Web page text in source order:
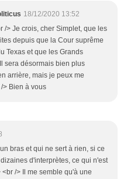
18/12/2020 13:52
/> Je crois, cher Simplet, que les
depuis que la Cour suprême
Texas et que les Grands
sera désormais bien plus
arrière, mais je peux me
> Bien à vous
bras et qui ne sert à rien, si ce
d'interprètes, ce qui n'est
/> Il me semble qu'à une